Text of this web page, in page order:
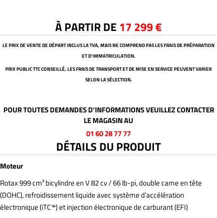
À PARTIR DE 17 299 €
LE PRIX DE VENTE DE DÉPART INCLUS LA TVA, MAIS NE COMPREND PAS LES FRAIS DE PRÉPARATION
ET D’IMMATRICULATION.
PRIX PUBLIC TTC CONSEILLÉ, LES FRAIS DE TRANSPORT ET DE MISE EN SERVICE PEUVENT VARIER
SELON LA SÉLECTION.
POUR TOUTES DEMANDES D’INFORMATIONS VEUILLEZ CONTACTER
LE MAGASIN AU
01 60 28 77 77
DÉTAILS DU PRODUIT
Moteur
Rotax 999 cm³ bicylindre en V 82 cv / 66 lb-pi, double came en tête
(DOHC), refroidissement liquide avec système d’accélération
électronique (iTC™️) et injection électronique de carburant (EFI)